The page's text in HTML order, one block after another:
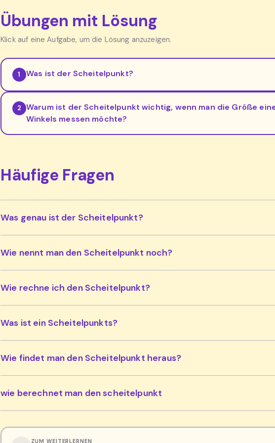
Übungen mit Lösung
Klick auf eine Aufgabe, um die Lösung anzuzeigen.
1 Was ist der Scheitelpunkt?
2
Warum ist der Scheitelpunkt wichtig, wenn man die Größe
Winkels messen möchte?
Häufige Fragen
Was genau ist der Scheitelpunkt?
Wie nennt man den Scheitelpunkt noch?
Wie rechne ich den Scheitelpunkt?
Was ist ein Scheitelpunkts?
Wie findet man den Scheitelpunkt heraus?
wie berechnet man den scheitelpunkt
ZUM WEITERLERNEN